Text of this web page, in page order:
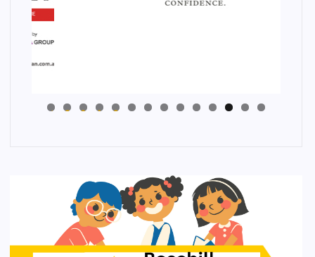
0
1
2
3
4